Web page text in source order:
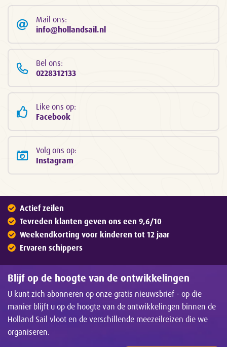
Mail ons:
info@hollandsail.nl
Bel ons:
0228312133
Like ons op:
Facebook
Volg ons op:
Instagram
Actief zeilen
Tevreden klanten geven ons een 9,6/10
Weekendkorting voor kinderen tot 12 jaar
Ervaren schippers
Blijf op de hoogte van de ontwikkelingen
U kunt zich abonneren op onze gratis nieuwsbrief - op die
manier blijft u op de hoogte van de ontwikkelingen binnen de
Holland Sail vloot en de verschillende meezeilreizen die we
organiseren.